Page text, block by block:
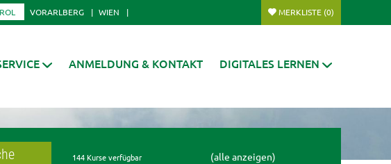
VORARLBERG WIEN MERKLISTE (0)
ANMELDUNG & KONTAKT DIGITALES LERNEN
144 Kurse verfügbar (alle anzeigen)